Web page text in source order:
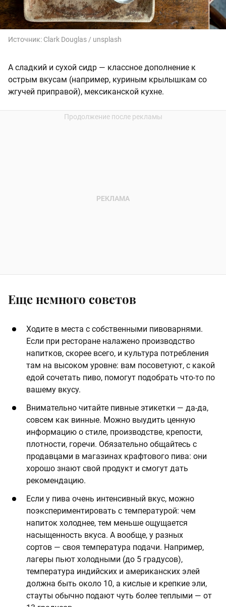
Источник: Clark Douglas / unsplash
А сладкий и сухой сидр — классное дополнение к
острым вкусам (например, куриным крылышкам со
жгучей приправой), мексиканской кухне.
Еще немного советов
Ходите в места с собственными пивоварнями.
Если при ресторане налажено производство
напитков, скорее всего, и культура потребления
там на высоком уровне: вам посоветуют, с какой
едой сочетать пиво, помогут подобрать что-то по
вашему вкусу.
Внимательно читайте пивные этикетки — да-да,
совсем как винные. Можно выудить ценную
информацию о стиле, производстве, крепости,
плотности, горечи. Обязательно общайтесь с
продавцами в магазинах крафтового пива: они
хорошо знают свой продукт и смогут дать
рекомендацию.
Если у пива очень интенсивный вкус, можно
поэкспериментировать с температурой: чем
напиток холоднее, тем меньше ощущается
насыщенность вкуса. А вообще, у разных
сортов — своя температура подачи. Например,
лагеры пьют холодными (до 5 градусов),
температура индийских и американских элей
должна быть около 10, а кислые и крепкие эли,
стауты обычно подают чуть более теплыми — от